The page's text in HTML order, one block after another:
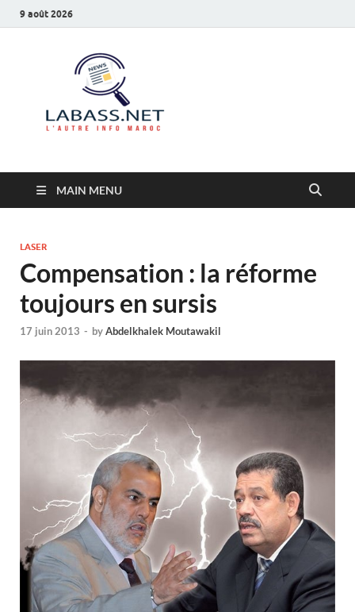
9 août 2026
MAIN MENU
LASER
Compensation : la réforme
toujours en sursis
17 juin 2013 - byAbdelkhalek Moutawakil